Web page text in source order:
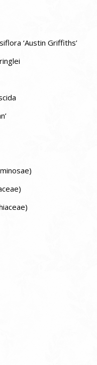
‘Austin Griffiths’